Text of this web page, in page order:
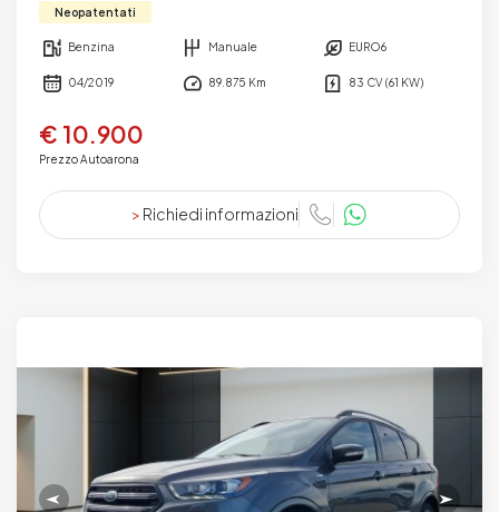
Neopatentati
Benzina Manuale EURO6
04/2019 89.875 Km 83 CV (61 KW)
€ 10.900
Prezzo Autoarona
> Richiedi informazioni